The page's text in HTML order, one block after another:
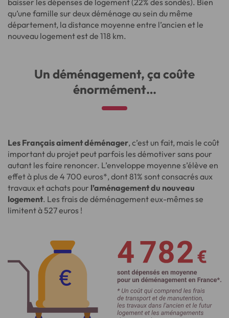
baisser les dépenses de logement (22% des sondés). Bien
qu’une famille sur deux déménage au sein du même
département, la distance moyenne entre l’ancien et le
nouveau logement est de 118 km.
Un déménagement, ça coûte
énormément…
Les Français aiment déménager, c’est un fait, mais le coût
important du projet peut parfois les démotiver sans pour
autant les faire renoncer. L’enveloppe moyenne s’élève en
effet à plus de 4 700 euros*, dont 81% sont consacrés aux
travaux et achats pour l’aménagement du nouveau
logement. Les frais de déménagement eux-mêmes se
limitent à 527 euros !